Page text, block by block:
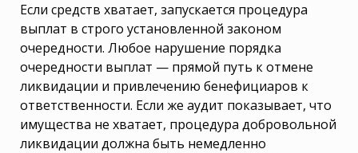
Если средств хватает, запускается процедура
выплат в строго установленной законом
очередности. Любое нарушение порядка
очередности выплат — прямой путь к отмене
ликвидации и привлечению бенефициаров к
ответственности. Если же аудит показывает, что
имущества не хватает, процедура добровольной
ликвидации должна быть немедленно